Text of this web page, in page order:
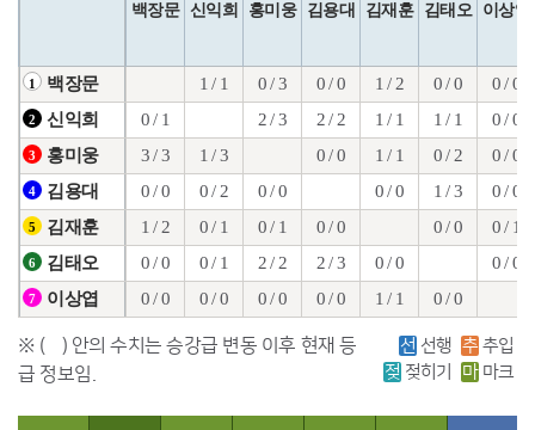
백장문 신익희 홍미웅 김용대 김재훈 김태오 이상엽
1 백장문 1 / 1 0 / 3 0 / 0 1 / 2 0 / 0 0 / 0
2 신익희 0 / 1 2 / 3 2 / 2 1 / 1 1 / 1 0 / 0
3 홍미웅 3 / 3 1 / 3 0 / 0 1 / 1 0 / 2 0 / 0
4 김용대 0 / 0 0 / 2 0 / 0 0 / 0 1 / 3 0 / 0
5 김재훈 1 / 2 0 / 1 0 / 1 0 / 0 0 / 0 0 / 1
6 김태오 0 / 0 0 / 1 2 / 2 2 / 3 0 / 0 0 / 0
7 이상엽 0 / 0 0 / 0 0 / 0 0 / 0 1 / 1 0 / 0
※ ( ) 안의 수치는 승강급 변동 이후 현재 등
급 정보임.
선 선행 추 추입
젖 젖히기 마 마크